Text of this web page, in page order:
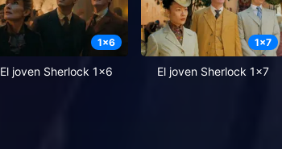
1x6
El joven Sherlock 1x6
1x7
El joven Sherlock 1x7